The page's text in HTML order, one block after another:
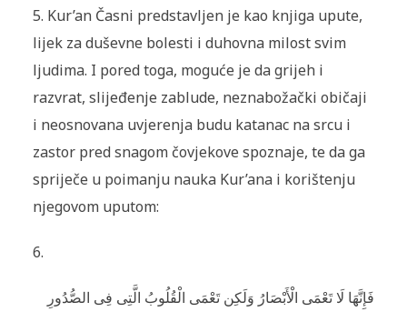
5. Kur’an Časni predstavljen je kao knjiga upute,
lijek za duševne bolesti i duhovna milost svim
ljudima. I pored toga, moguće je da grijeh i
razvrat, slijeđenje zablude, neznabožački običaji
i neosnovana uvjerenja budu katanac na srcu i
zastor pred snagom čovjekove spoznaje, te da ga
spriječe u poimanju nauka Kur’ana i korištenju
njegovom uputom:
6.
فَإِنَّهَا لَا تَعْمَى الْأَبْصَارُ وَلَكِن تَعْمَى الْقُلُوبُ الَّتِى فِى الصُّدُورِ